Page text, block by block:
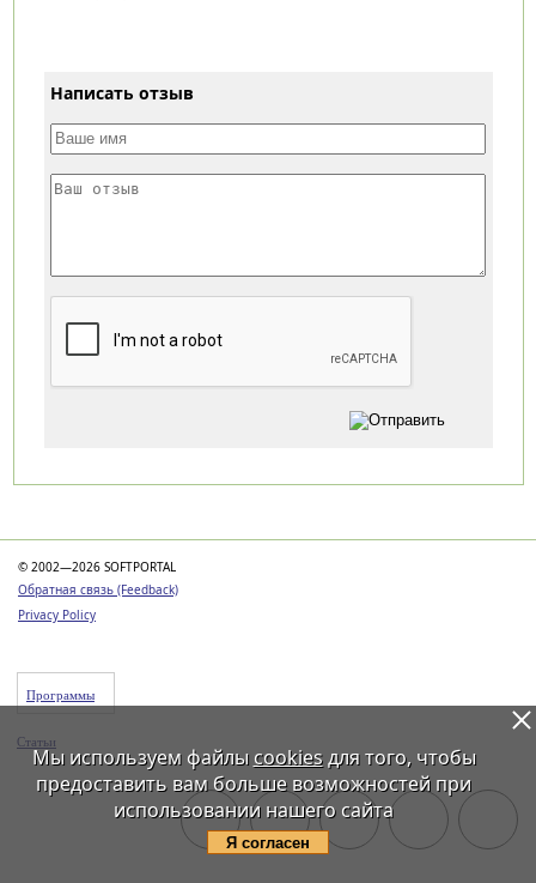
Написать отзыв
© 2002—2026 SOFTPORTAL
Обратная связь (Feedback)
Privacy Policy
Программы
Статьи
Мы используем файлы cookiesдля того, чтобы
предоставить вам больше возможностей при
использовании нашего сайта